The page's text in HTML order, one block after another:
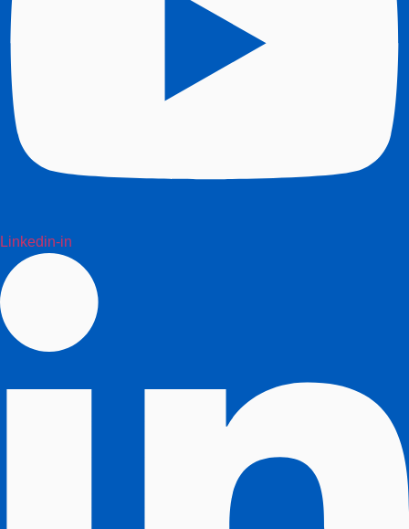
Linkedin-in